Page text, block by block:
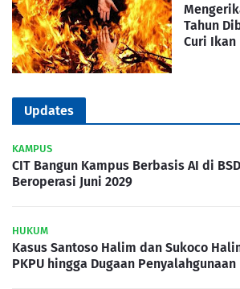
Tahun
Curi Ikan
Updates
KAMPUS
CIT Bangun Kampus Berbasis AI di
Beroperasi Juni 2029
HUKUM
Kasus Santoso Halim dan Sukoco
PKPU hingga Dugaan Penyalahgunaan